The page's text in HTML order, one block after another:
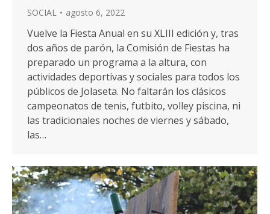
SOCIAL agosto 6, 2022
Vuelve la Fiesta Anual en su XLIII edición y, tras
dos años de parón, la Comisión de Fiestas ha
preparado un programa a la altura, con
actividades deportivas y sociales para todos los
públicos de Jolaseta. No faltarán los clásicos
campeonatos de tenis, futbito, volley piscina, ni
las tradicionales noches de viernes y sábado,
las…